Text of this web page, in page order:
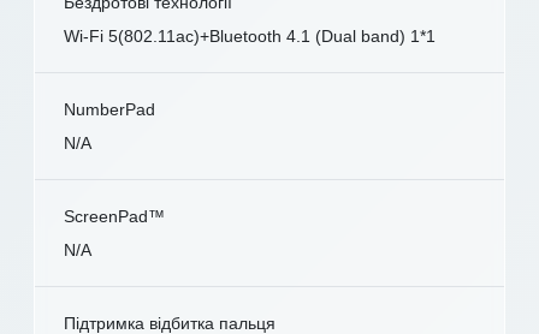
Wi-Fi 5(802.11ac)+Bluetooth 4.1 (Dual band) 1*1
NumberPad
N/A
ScreenPad™
N/A
Підтримка відбитка пальця